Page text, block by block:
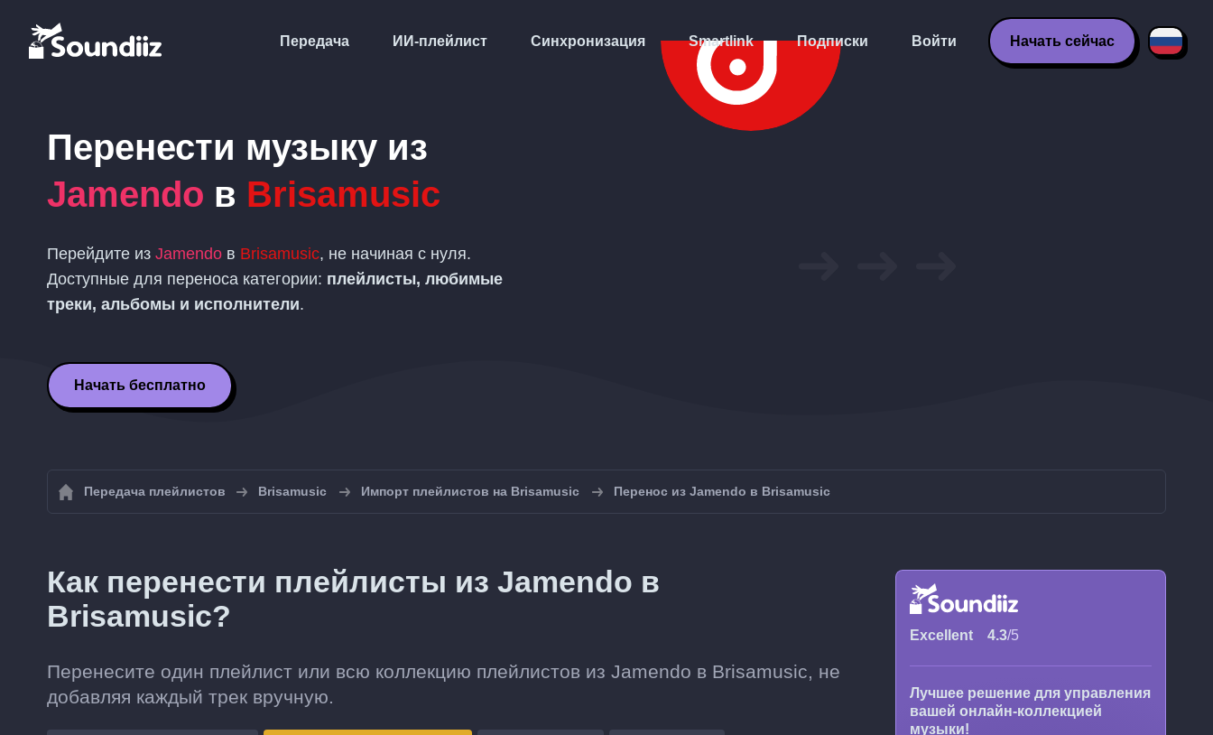
Передача ИИ-плейлист Синхронизация Smartlink Подписки Войти Начать сейчас
Перенести музыку из
Jamendo в Brisamusic
Перейдите из Jamendo в Brisamusic, не начиная с нуля.
Доступные для переноса категории: плейлисты, любимые
треки, альбомы и исполнители.
Начать бесплатно
Передача плейлистов Brisamusic Импорт плейлистов на Brisamusic Перенос из Jamendo в Brisamusic
Как перенести плейлисты из Jamendo в
Brisamusic?
Перенесите один плейлист или всю коллекцию плейлистов из Jamendo в Brisamusic, не
добавляя каждый трек вручную.
Excellent 4.3/5
Лучшее решение для управления
вашей онлайн-коллекцией
музыки!